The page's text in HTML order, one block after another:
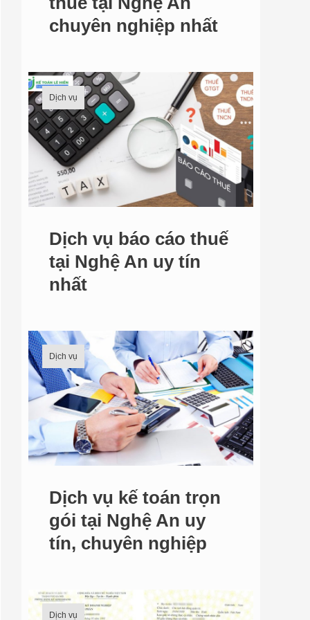
chuyên nghiệp nhất
Dịch vụ
Dịch vụ báo cáo thuế
tại Nghệ An uy tín
nhất
Dịch vụ
Dịch vụ kế toán trọn
gói tại Nghệ An uy
tín, chuyên nghiệp
Dịch vụ